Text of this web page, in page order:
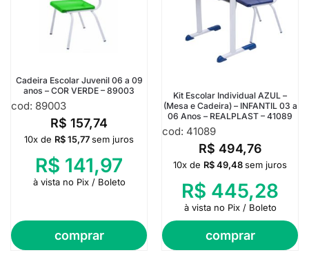
Cadeira Escolar Juvenil 06 a 09
anos – COR VERDE – 89003
cod: 89003
R$ 157,74
comprar
10x de R$15,77sem juros
R$ 141,97
à vista no Pix / Boleto
Kit Escolar Individual AZUL –
(Mesa e Cadeira) – INFANTIL 03 a
06 Anos – REALPLAST – 41089
cod: 41089
R$ 494,76
comprar
10x de R$49,48sem juros
R$ 445,28
à vista no Pix / Boleto